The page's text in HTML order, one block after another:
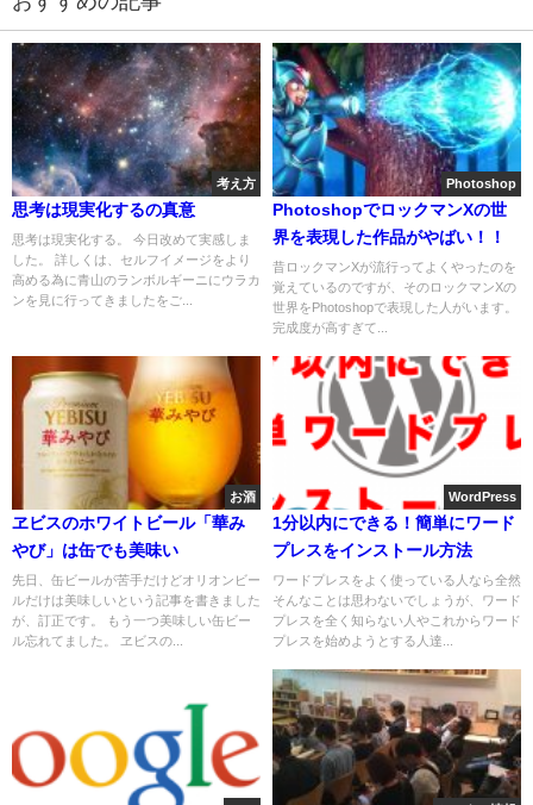
考え方
思考は現実化するの真意
思考は現実化する。 今日改めて実感しま
した。 詳しくは、セルフイメージをより
高める為に青山のランボルギーニにウラカ
ンを見に行ってきましたをご...
Photoshop
PhotoshopでロックマンXの世
界を表現した作品がやばい！！
昔ロックマンXが流行ってよくやったのを
覚えているのですが、そのロックマンXの
世界をPhotoshopで表現した人がいます。
完成度が高すぎて...
お酒
ヱビスのホワイトビール「華み
やび」は缶でも美味い
先日、缶ビールが苦手だけどオリオンビー
ルだけは美味しいという記事を書きました
が、訂正です。 もう一つ美味しい缶ビー
ル忘れてました。 ヱビスの...
WordPress
1分以内にできる！簡単にワード
プレスをインストール方法
ワードプレスをよく使っている人なら全然
そんなことは思わないでしょうが、ワード
プレスを全く知らない人やこれからワード
プレスを始めようとする人達...